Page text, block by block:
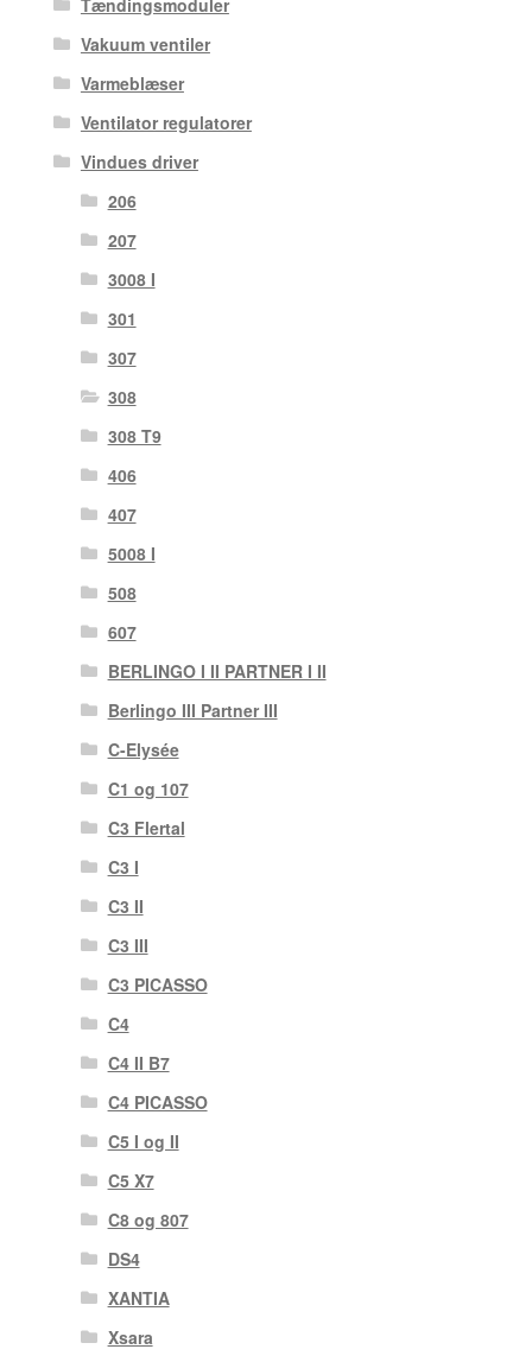
Vakuum ventiler
Varmeblæser
Ventilator regulatorer
Vindues driver
206
207
3008 I
301
307
308
308 T9
406
407
5008 I
508
607
BERLINGO I II PARTNER I II
Berlingo III Partner III
C-Elysée
C1 og 107
C3 Flertal
C3 I
C3 II
C3 III
C3 PICASSO
C4
C4 II B7
C4 PICASSO
C5 I og II
C5 X7
C8 og 807
DS4
XANTIA
Xsara